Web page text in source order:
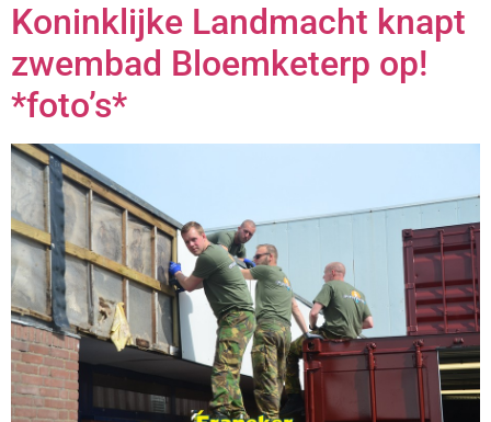
Koninklijke Landmacht knapt
zwembad Bloemketerp op!
*foto’s*